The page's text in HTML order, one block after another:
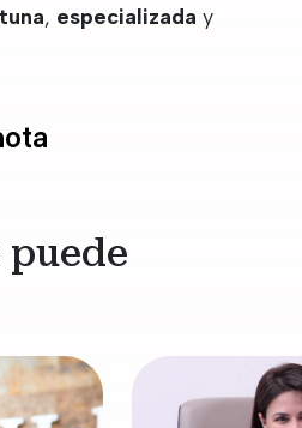
, especializada y
puede